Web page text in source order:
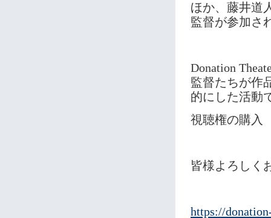
ほか、藤井道
監督が参加さ
Donation
監督たちが作
的にした活動
視聴権の購入
皆様よろしく
https://